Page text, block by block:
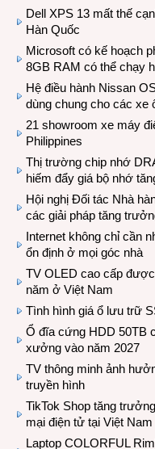
Dell XPS 13 mất thế
Hàn Quốc
Microsoft có kế hoạch
8GB RAM có thể chạy
Hệ điều hành Nissan
dùng chung cho các xe
21 showroom xe máy
Philippines
Thị trường chip nhớ
hiếm đẩy giá bộ nhớ
Hội nghị Đối tác Nhà
các giải pháp tăng
Internet không chỉ cần
ổn định ở mọi góc nhà
TV OLED cao cấp
năm ở Việt Nam
Tình hình giá ổ lưu trữ
Ổ đĩa cứng HDD 50TB
xưởng vào năm 2027
TV thông minh ảnh
truyền hình
TikTok Shop tăng
mại điện tử tại Việt Nam
Laptop COLORFUL